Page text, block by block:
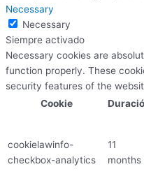
Necessary
Necessary
Siempre activado
Necessary cookies are
function properly. These
security features of the
Cookie
cookielawinfo-
checkbox-analytics
11
months